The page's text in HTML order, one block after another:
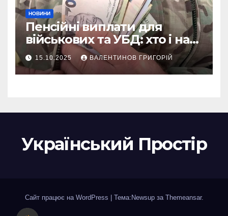
НОВИНИ
Пенсійні виплати для
військових та УБД: хто і на
що може розраховувати
15.10.2025 ВАЛЕНТИНОВ ГРИГОРІЙ
Український Простір
Сайт працює на WordPress Тема:Newsup за Themeansar.